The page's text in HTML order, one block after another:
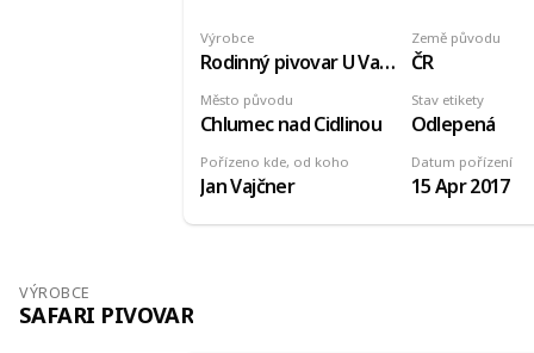
Výrobce
Rodinný pivovar U Vacků
Země původu
ČR
Pořízeno kde, od koho
Jan Vajčner
Stav etikety
Odlepená
Datum pořízení
15 Apr 2017
Město původu
Chlumec nad Cidlinou
VÝROBCE
SAFARI PIVOVAR